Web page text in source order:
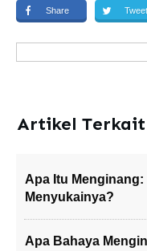
Share Tweet
Artikel Terkait
Apa Itu
Menyukainya?
Apa Bahaya